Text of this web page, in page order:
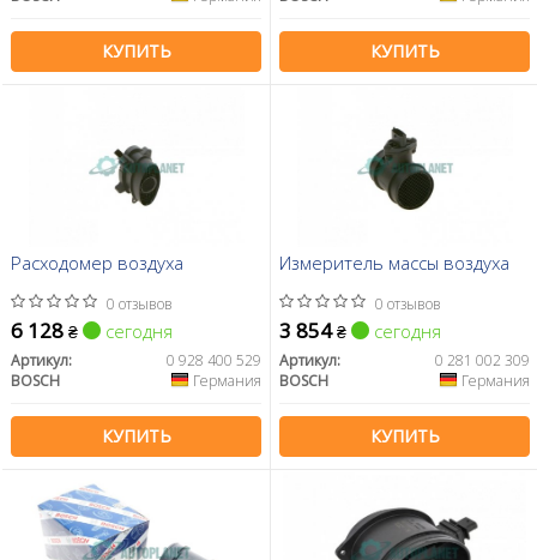
КУПИТЬ КУПИТЬ
Расходомер воздуха
0 отзывов
6 128 ₴ сегодня
Артикул:
0 928 400 529
BOSCH
Германия
КУПИТЬ
Измеритель массы воздуха
0 отзывов
3 854₴ сегодня
Артикул:
0 281 002 309
BOSCH
Германия
КУПИТЬ